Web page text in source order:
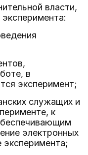
власти,
в
эксперимент;
служащих и
к
электронных